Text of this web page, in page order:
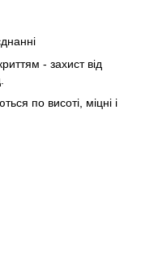
- захист від
по висоті, міцні і